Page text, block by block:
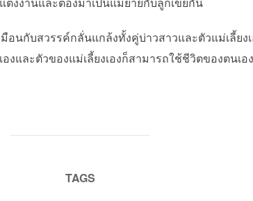
นกับสวรรค์กลั่นแกล้งทั้งคู่บ่าวสาวและตัวแม่เลี้ยง
องและตัวของแม่เลี้ยงเองก็สามารถใช้ชีวิตของตน
TAGS